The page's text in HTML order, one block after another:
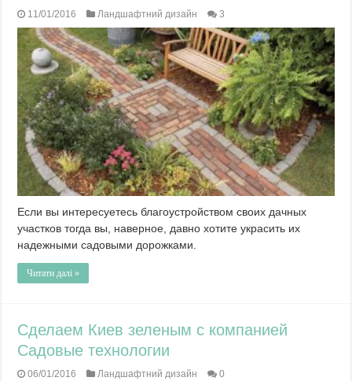
11/01/2016 Ландшафтний дизайн 3
Если вы интересуетесь благоустройством своих дачных
участков тогда вы, наверное, давно хотите украсить их
надежными садовыми дорожками.
Читати далі »
Сделаем Киев зеленым с компанией
Садовые технологии
06/01/2016 Ландшафтний дизайн 0